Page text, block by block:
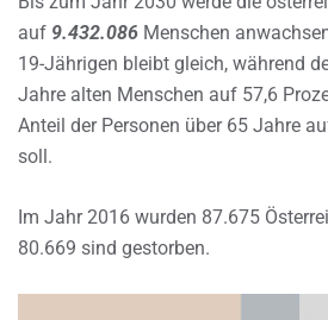
auf 9.432.086 Menschen
19-Jährigen bleibt gleich, während
Jahre alten Menschen auf 57,6
Anteil der Personen über 65 Jahre
soll.
Im Jahr 2016 wurden 87.675
80.669 sind gestorben.